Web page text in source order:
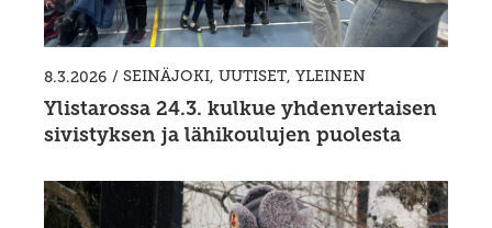
8.3.2026 / SEINÄJOKI, UUTISET, YLEINEN
Ylistarossa 24.3. kulkue yhdenvertaisen
sivistyksen ja lähikoulujen puolesta